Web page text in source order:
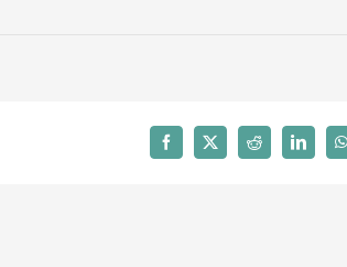
Facebook
X Reddit LinkedIn